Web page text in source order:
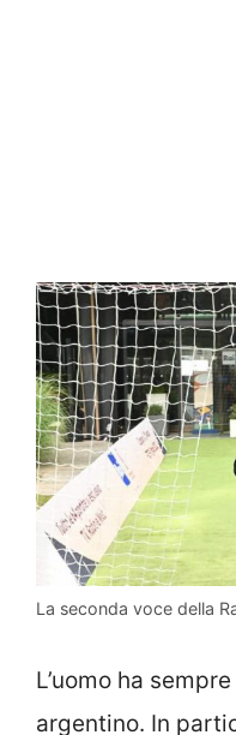
La seconda voce della
L’uomo ha
argentino. In